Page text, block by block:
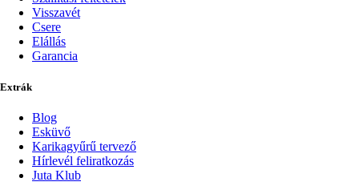
Visszavét
Csere
Elállás
Garancia
Extrák
Blog
Esküvő
Karikagyűrű tervező
Hírlevél feliratkozás
Juta Klub